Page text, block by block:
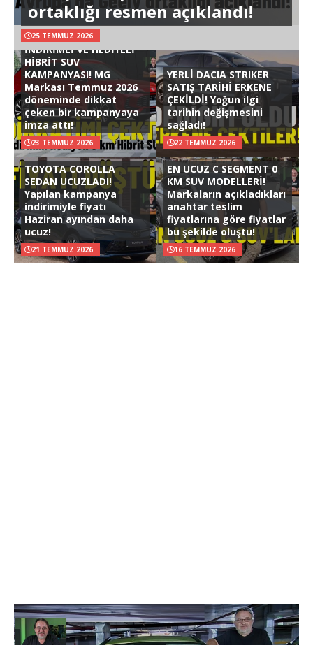
ortaklığı resmen açıklandı!
25 TEMMUZ 2026
İNDİRİMLİ VE HEDİYELİ
HİBRİT SUV
KAMPANYASI! MG
Markası Temmuz 2026
döneminde dikkat
çeken bir kampanyaya
imza attı!
23 TEMMUZ 2026
YERLİ DACIA STRIKER
SATIŞ TARİHİ ERKENE
ÇEKİLDİ! Yoğun ilgi
tarihin değişmesini
sağladı!
22 TEMMUZ 2026
TOYOTA COROLLA
SEDAN UCUZLADI!
Yapılan kampanya
indirimiyle fiyatı
Haziran ayından daha
ucuz!
21 TEMMUZ 2026
EN UCUZ C SEGMENT 0
KM SUV MODELLERİ!
Markaların açıkladıkları
anahtar teslim
fiyatlarına göre fiyatlar
bu şekilde oluştu!
16 TEMMUZ 2026